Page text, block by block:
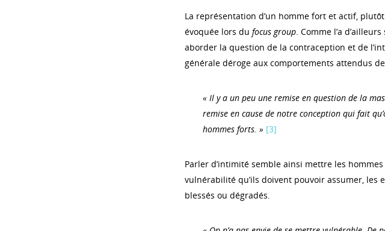
La représentation d’un homme fort et actif,
évoquée lors du focus group. Comme l’a
aborder la question de la contraception et de
générale déroge aux comportements attendus
« Il y a un peu une remise en question de la
remise en cause de notre conception qui fait
hommes forts. » [3]
Parler d’intimité semble ainsi mettre les
vulnérabilité qu’ils doivent pouvoir assumer, les
blessés ou dégradés.